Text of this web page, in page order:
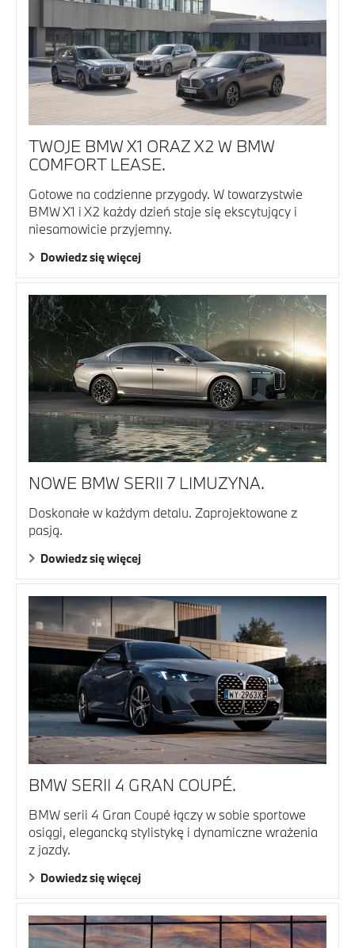
TWOJE BMW X1 ORAZ X2 W BMW
COMFORT LEASE.
Gotowe na codzienne przygody. W towarzystwie
BMW X1 i X2 każdy dzień staje się ekscytujący i
niesamowicie przyjemny.
Dowiedz się więcej
NOWE BMW SERII 7 LIMUZYNA.
Doskonałe w każdym detalu. Zaprojektowane z
pasją.
Dowiedz się więcej
BMW SERII 4 GRAN COUPÉ.
BMW serii 4 Gran Coupé łączy w sobie sportowe
osiągi, elegancką stylistykę i dynamiczne wrażenia
z jazdy.
Dowiedz się więcej